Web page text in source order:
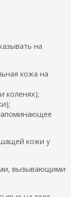
на
кожа на
коленях);
кожи у
вызывающими